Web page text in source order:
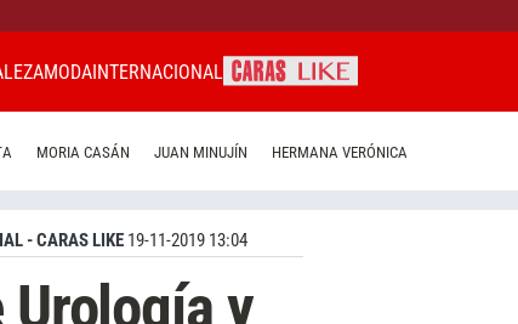
MODAINTERNACIONAL
MORIA CASÁN JUAN MINUJÍN HERMANA VERÓNICA
- CARAS LIKE 19-11-2019 13:04
y